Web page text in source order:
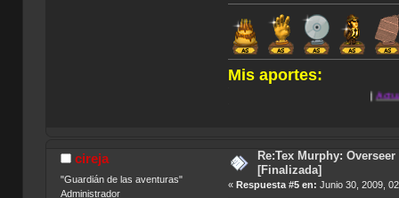
Mis aportes:
|
cireja
"Guardián de las aventuras"
Administrador
Re:Tex Murphy:
[Finalizada]
« Respuesta #5 en: Junio 30, 2009,